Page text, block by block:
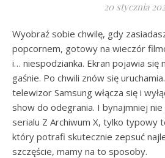
20 stycznia
Wyobraź sobie chwilę, gdy
popcornem, gotowy na wieczór
i… niespodzianka. Ekran pojawia się
gaśnie. Po chwili znów się
telewizor Samsung włącza się i
show do odegrania. I bynajmniej
serialu Z Archiwum X, tylko typowy
który potrafi skutecznie zepsuć
szczęście, mamy na to sposoby.